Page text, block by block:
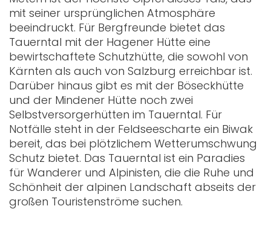
mit seiner ursprünglichen Atmosphäre
beeindruckt. Für Bergfreunde bietet das
Tauerntal mit der Hagener Hütte eine
bewirtschaftete Schutzhütte, die sowohl von
Kärnten als auch von Salzburg erreichbar ist.
Darüber hinaus gibt es mit der Böseckhütte
und der Mindener Hütte noch zwei
Selbstversorgerhütten im Tauerntal. Für
Notfälle steht in der Feldseescharte ein Biwak
bereit, das bei plötzlichem Wetterumschwung
Schutz bietet. Das Tauerntal ist ein Paradies
für Wanderer und Alpinisten, die die Ruhe und
Schönheit der alpinen Landschaft abseits der
großen Touristenströme suchen.